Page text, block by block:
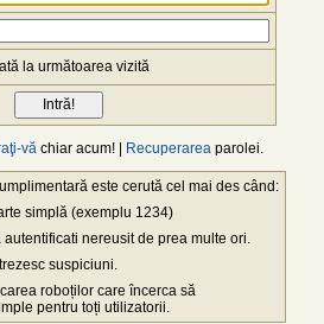
la următoarea vizită
vă chiar acum! | Recuperarea parolei.
este cerută cel mai des când:
simplă (exemplu 1234)
nereusit de prea multe ori.
suspiciuni.
roboților care încerca să
pentru toți utilizatorii.